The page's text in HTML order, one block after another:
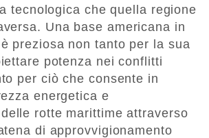
tecnologica che quella regione
Una base americana in
preziosa non tanto per la sua
potenza nei conflitti
per ciò che consente in
energetica e
rotte marittime attraverso
di approvvigionamento